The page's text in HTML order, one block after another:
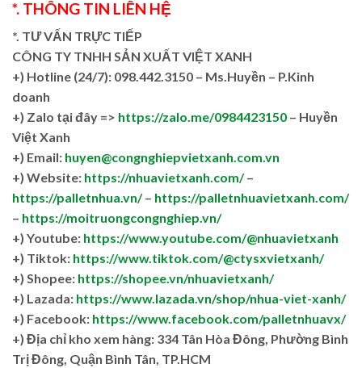
*. THÔNG TIN LIÊN HỆ
*. TƯ VẤN TRỰC TIẾP
CÔNG TY TNHH SẢN XUẤT VIỆT XANH
+) Hotline (24/7): 098.442.3150 – Ms.Huyền – P.Kinh
doanh
+) Zalo tại đây => https://zalo.me/0984423150 – Huyền
Việt Xanh
+) Email: huyen@congnghiepvietxanh.com.vn
+) Website: https://nhuavietxanh.com/–
https://palletnhua.vn/– https://palletnhuavietxanh.com/
– https://moitruongcongnghiep.vn/
+) Youtube: https://www.youtube.com/@nhuavietxanh
+) Tiktok: https://www.tiktok.com/@ctysxvietxanh/
+) Shopee: https://shopee.vn/nhuavietxanh/
+) Lazada: https://www.lazada.vn/shop/nhua-viet-xanh/
+) Facebook: https://www.facebook.com/palletnhuavx/
+) Địa chỉ kho xem hàng: 334 Tân Hòa Đông, Phường Bình
Trị Đông, Quận Bình Tân, TP.HCM